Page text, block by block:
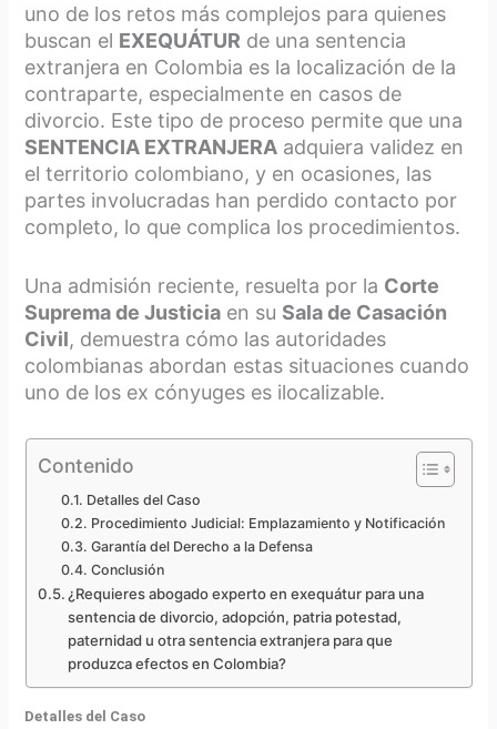
uno de los retos más complejos para quienes
buscan el EXEQUÁTUR de una sentencia
extranjera en Colombia es la localización de la
contraparte, especialmente en casos de
divorcio. Este tipo de proceso permite que una
SENTENCIA EXTRANJERA adquiera validez en
el territorio colombiano, y en ocasiones, las
partes involucradas han perdido contacto por
completo, lo que complica los procedimientos.
Una admisión reciente, resuelta por la Corte
Suprema de Justicia en su Sala de Casación
Civil, demuestra cómo las autoridades
colombianas abordan estas situaciones cuando
uno de los ex cónyuges es ilocalizable.
Contenido
Detalles del Caso
Procedimiento Judicial: Emplazamiento y Notificación
Garantía del Derecho a la Defensa
Conclusión
¿Requieres abogado experto en exequátur para una
sentencia de divorcio, adopción, patria potestad,
paternidad u otra sentencia extranjera para que
produzca efectos en Colombia?
Detalles del Caso